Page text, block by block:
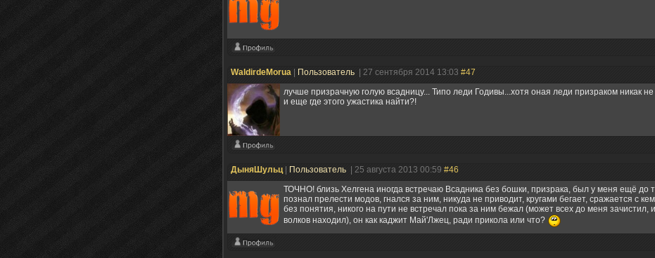
WaldirdeMorua Пользователь | 27 сентября 2014 13:03 #47
лучше призрачную голую всадницу... Типо леди Годивы...хотя оная леди призраком никак не
и еще где этого ужастика найти?!
ДыняШульц| Пользователь | 25 августа 2013 00:59 #46
ТОЧНО! близь Хелгена иногда встречаю Всадника без бошки, призрака, был у меня ещё до
познал прелести модов, гнался за ним, никуда не приводит, кругами бегает, сражается с
без понятия, никого на пути не встречал пока за ним бежал (может всех до меня зачистил,
волков находил), он как каджит Май'Лжец, ради прикола или что?